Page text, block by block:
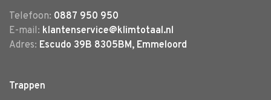
Telefoon: 0887 950 950
E-mail: klantenservice@klimtotaal.nl
Adres: Escudo 39B 8305BM, Emmeloord
Trappen